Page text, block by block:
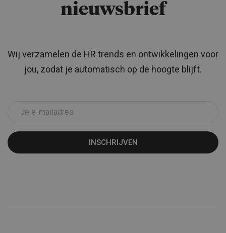
nieuwsbrief
Wij verzamelen de HR trends en ontwikkelingen voor
jou, zodat je automatisch op de hoogte blijft.